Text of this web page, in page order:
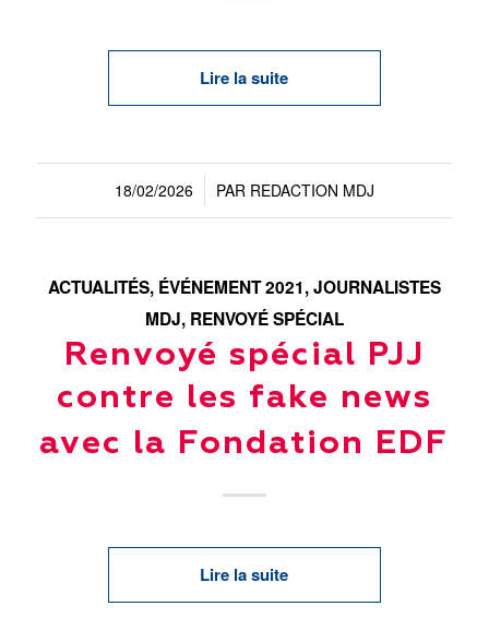
Lire la suite
18/02/2026
/ PAR REDACTION MDJ
ACTUALITÉS, ÉVÉNEMENT 2021,JOURNALISTES
MDJ, RENVOYÉ SPÉCIAL
Renvoyé spécial PJJ
contre les fake news
avec la Fondation EDF
Lire la suite